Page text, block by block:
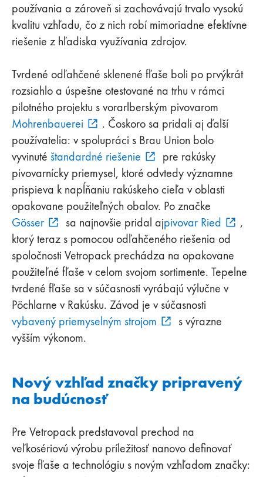
používania a zároveň si zachovávajú trvalo vysokú
kvalitu vzhľadu, čo z nich robí mimoriadne efektívne
riešenie z hľadiska využívania zdrojov.
Tvrdené odľahčené sklenené fľaše boli po prvýkrát
rozsiahlo a úspešne otestované na trhu v rámci
pilotného projektu s vorarlberským pivovarom
Mohrenbauerei
. Čoskoro sa pridali aj ďalší
používatelia: v spolupráci s Brau Union bolo
vyvinuté štandardné riešenie
pre rakúsky
pivovarnícky priemysel, ktoré odvtedy významne
prispieva k napĺňaniu rakúskeho cieľa v oblasti
opakovane použiteľných obalov. Po značke
Gösser
sa najnovšie pridal ajpivovar Ried
,
ktorý teraz s pomocou odľahčeného riešenia od
spoločnosti Vetropack prechádza na opakovane
použiteľné fľaše v celom svojom sortimente. Tepelne
tvrdené fľaše sa v súčasnosti vyrábajú výlučne v
Pöchlarne v Rakúsku. Závod je v súčasnosti
vybavený priemyselným strojom
s výrazne
vyšším výkonom.
Nový vzhľad značky pripravený
na budúcnosť
Pre Vetropack predstavoval prechod na
veľkosériovú výrobu príležitosť nanovo definovať
svoje fľaše a technológiu s novým vzhľadom značky: